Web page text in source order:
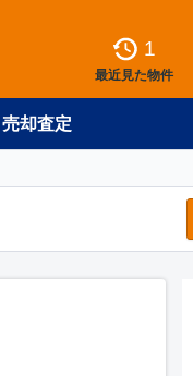
1
最近見た物件
売却査定